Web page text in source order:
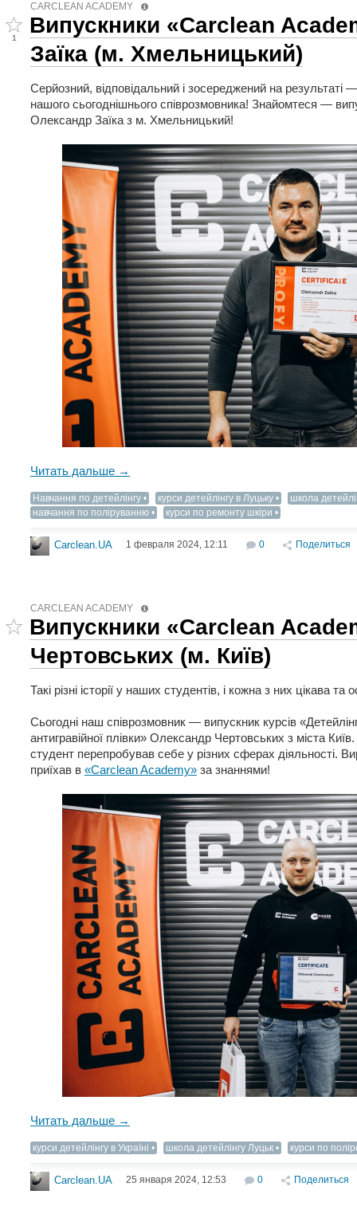
CARCLEAN ACADEMY
1
Випускники «Carclean
Заїка (м. Хмельницький)
Серйозний, відповідальний і зосереджений на
нашого сьогоднішнього співрозмовника! Знайомтеся —
Олександр Заїка з м. Хмельницький!
Читать дальше →
Навчання по детейлінгу курси детейлінгу в Луцьку
школа
навчання по поліруванню
курси по ремонту шкіри
Carclean.UA 1 февраля 2024, 12:11 0 Поделиться
CARCLEAN ACADEMY
Випускники «Carclean
Чертовських (м. Київ)
Такі різні історії у наших студентів, і кожна з них цікава та
Сьогодні наш співрозмовник — випускник курсів
антигравійної плівки» Олександр Чертовських з міста
студент перепробував себе у різних сферах діяльності.
приїхав в «Carclean Academy» за знаннями!
Читать дальше →
курси детейлінгу в Україні школа детейлінгу Луцьк курси по
Carclean.UA 25 января 2024, 12:53 0 Поделиться